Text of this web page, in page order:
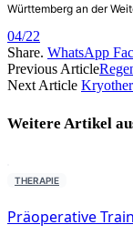
Württemberg an der
04/22
Share. WhatsApp
Previous Article
Next Article
Weitere Artikel
THERAPIE
Präoperative